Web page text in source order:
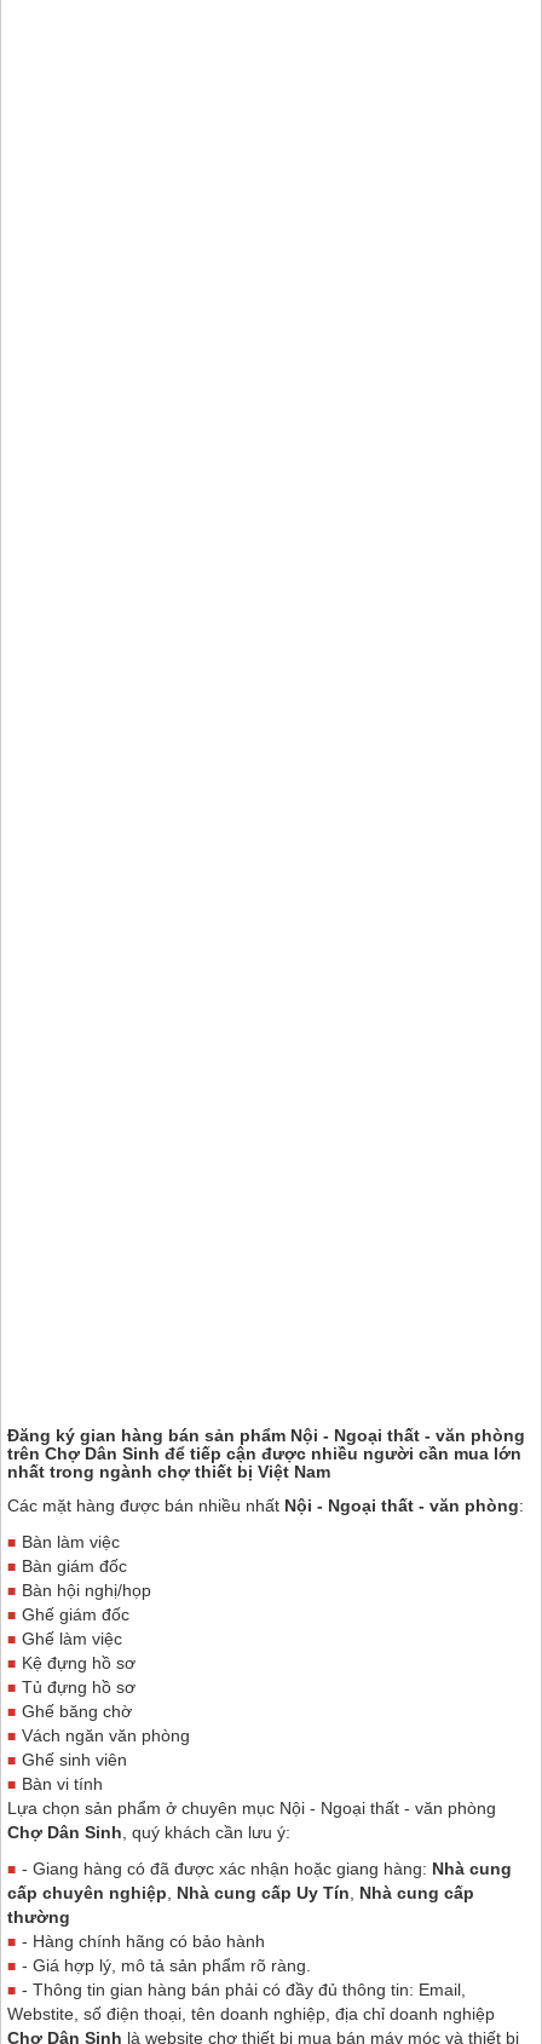
Đăng ký gian hàng bán sản phẩm Nội - Ngoại thất - văn phòng
trên Chợ Dân Sinh để tiếp cận được nhiều người cần mua lớn
nhất trong ngành chợ thiết bị Việt Nam
Các mặt hàng được bán nhiều nhất Nội - Ngoại thất - văn phòng:
Bàn làm việc
Bàn giám đốc
Bàn hội nghị/họp
Ghế giám đốc
Ghế làm việc
Kệ đựng hồ sơ
Tủ đựng hồ sơ
Ghế băng chờ
Vách ngăn văn phòng
Ghế sinh viên
Bàn vi tính
Lựa chọn sản phẩm ở chuyên mục Nội - Ngoại thất - văn phòng
Chợ Dân Sinh, quý khách cần lưu ý:
- Giang hàng có đã được xác nhận hoặc giang hàng: Nhà cung
cấp chuyên nghiệp, Nhà cung cấp Uy Tín, Nhà cung cấp
thường
- Hàng chính hãng có bảo hành
- Giá hợp lý, mô tả sản phẩm rõ ràng.
- Thông tin gian hàng bán phải có đầy đủ thông tin: Email,
Webstite, số điện thoại, tên doanh nghiệp, địa chỉ doanh nghiệp
Chợ Dân Sinh là website chợ thiết bị mua bán máy móc và thiết bị